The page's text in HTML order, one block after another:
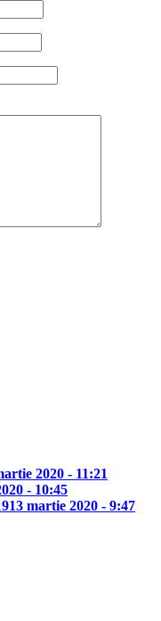
2020 - 11:21
- 10:45
13 martie 2020 - 9:47